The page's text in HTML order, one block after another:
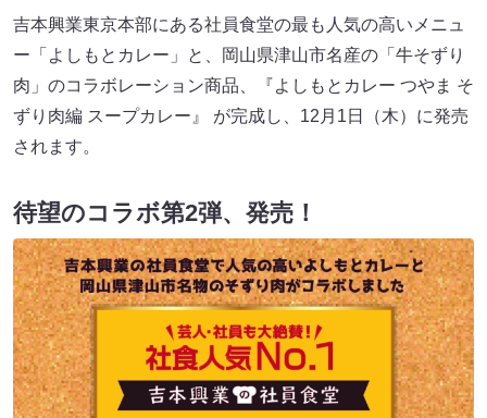
吉本興業東京本部にある社員食堂の最も人気の高いメニュ
ー「よしもとカレー」と、岡山県津山市名産の「牛そずり
肉」のコラボレーション商品、『よしもとカレー つやま そ
ずり肉編 スープカレー』 が完成し、12月1日（木）に発売
されます。
待望のコラボ第2弾、発売！